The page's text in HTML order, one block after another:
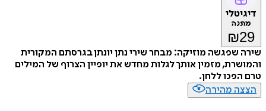
דיגיטלי
מתנה
₪29
שירה שפגשה מוזיקה: מבחר שירי נתן יונתן בגרסתם המקורית
והמושרת, מזמין אותך לגלות מחדש את יופיין הצרוף של המילים
טרם הפכו ללחן.
הצצה מהירה